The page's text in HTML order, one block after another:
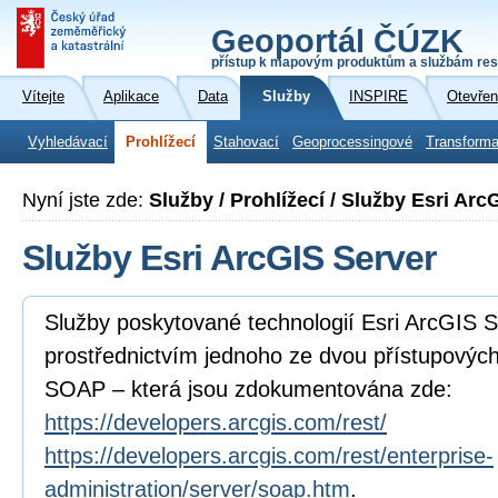
Geoportál ČÚZK
přístup k mapovým produktům a službám
Vítejte Aplikace Data Služby INSPIRE
Vyhledávací Prohlížecí Stahovací Geoprocessingové
Nyní jste zde: Služby / Prohlížecí / Služby Esri
Služby Esri ArcGIS Server
Služby poskytované technologií Esri ArcGIS
prostřednictvím jednoho ze dvou
SOAP – která jsou zdokumentována zde:
https://developers.arcgis.com/rest/
https://developers.arcgis.com/rest/enterprise-
administration/server/soap.htm.